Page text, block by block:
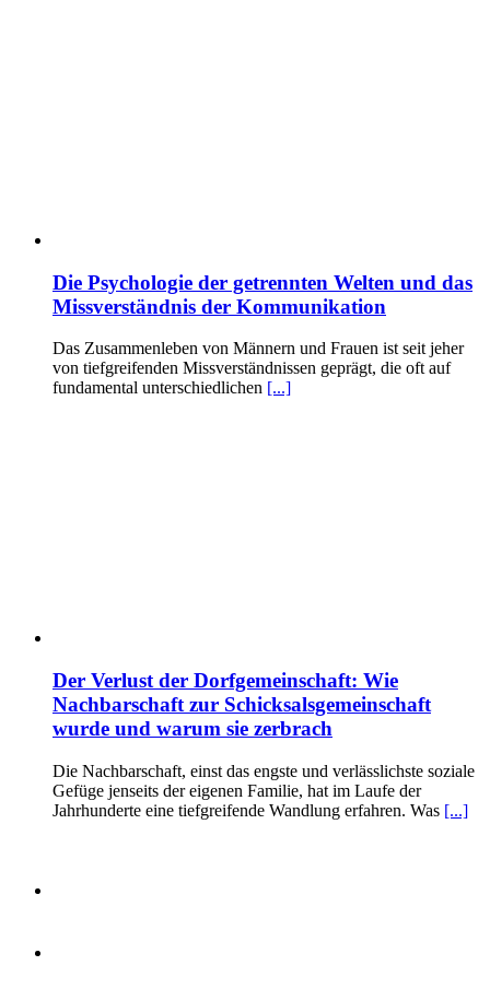
Die Psychologie der getrennten Welten und das
Missverständnis der Kommunikation
Das Zusammenleben von Männern und Frauen ist seit jeher
von tiefgreifenden Missverständnissen geprägt, die oft auf
fundamental unterschiedlichen [...]
Der Verlust der Dorfgemeinschaft: Wie
Nachbarschaft zur Schicksalsgemeinschaft
wurde und warum sie zerbrach
Die Nachbarschaft, einst das engste und verlässlichste soziale
Gefüge jenseits der eigenen Familie, hat im Laufe der
Jahrhunderte eine tiefgreifende Wandlung erfahren. Was [...]